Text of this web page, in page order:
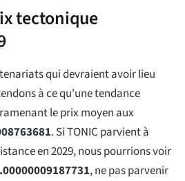
tectonique
qui devraient avoir lieu
à ce qu'une tendance
le prix moyen aux
. Si TONIC parvient à
en 2029, nous pourrions voir
, ne pas parvenir